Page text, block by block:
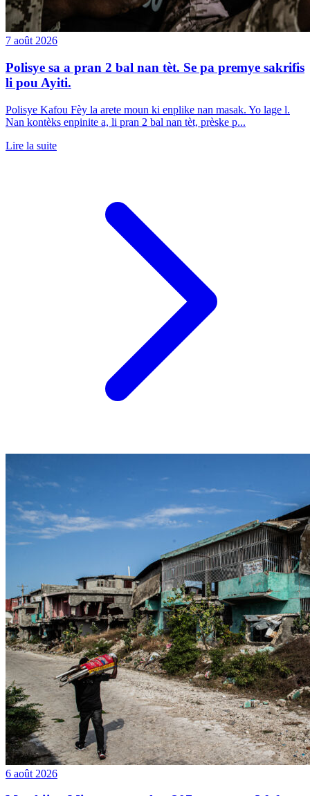
7 août 2026
Polisye sa a pran 2 bal nan tèt. Se pa premye sakrifis
li pou Ayiti.
Polisye Kafou Fèy la arete moun ki enplike nan masak. Yo lage l.
Nan kontèks enpinite a, li pran 2 bal nan tèt, prèske p...
Lire la suite
6 août 2026